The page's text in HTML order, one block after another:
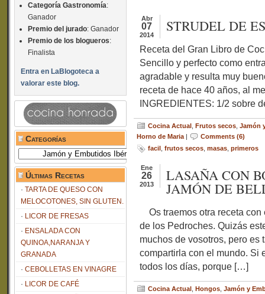
Categoría Gastronomía:
Ganador
Premio del jurado: Ganador
Premio de los blogueros:
Finalista
Entra en LaBlogoteca a
valorar este blog.
Categorías
Categorías
Últimas Recetas
TARTA DE QUESO CON
MELOCOTONES, SIN GLUTEN.
LICOR DE FRESAS
ENSALADA CON
QUINOA,NARANJA Y
GRANADA
CEBOLLETAS EN VINAGRE
LICOR DE CAFÉ
Abr
07
2014
STRUDEL DE
Receta del Gran Libro de
Sencillo y perfecto como
agradable y resulta muy
receta de hace 40 años, al
INGREDIENTES: 1/2 sobre
Cocina Actual Frutos secos Jamón
Horno de Maria |
Comments (6)
facil frutos secos masas primeros
Ene
26
2013
LASAÑA CON
JAMÓN DE
Os traemos otra receta
de los Pedroches. Quizás
muchos de vosotros, pero
compartirla con el mundo. Si
todos los días, porque […]
Cocina Actual Hongos Jamón y